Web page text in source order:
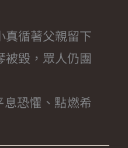
真循著父親留下
被毀，眾人仍團
恐懼、點燃希